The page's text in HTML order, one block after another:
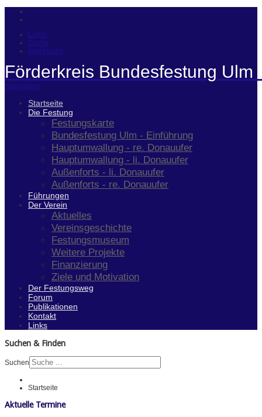
Login
Suche
Impressum
Förderkreis Bundesfestung Ulm
Navigation
Startseite
Die Festung
Festungskarte
Bundesfestung Ulm - Einführung
Hauptumwallung - re. Donauufer
Hauptumwallung - li. Donauufer
Außenforts - li. Donauufer
Außenforts - re. Donauufer
Führungen
Der Verein
Aktuelles
Vereinsgeschichte
Festungsmuseum
Weitere Projekte
Finanzierung
Ziele und Motivation
Der Festungsweg
Forum
Publikationen
Kontakt
Links
Suchen & Finden
Suchen
Startseite
Aktuelle Termine